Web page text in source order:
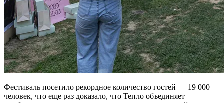
Фестиваль посетило рекордное количество гостей — 19 000
человек, что еще раз доказало, что Тепло объединяет